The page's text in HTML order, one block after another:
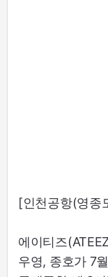
[인천공항(영종
에이티즈
우영, 종호가 7